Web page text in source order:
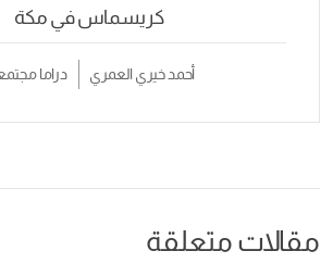
كريسماس في مكة
أحمد خيري العمري دراما
مقالات متعلقة